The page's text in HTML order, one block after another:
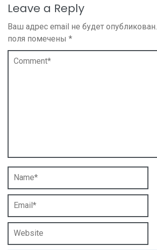
Leave a Reply
Ваш адрес email не будет опубликован.
поля помечены *